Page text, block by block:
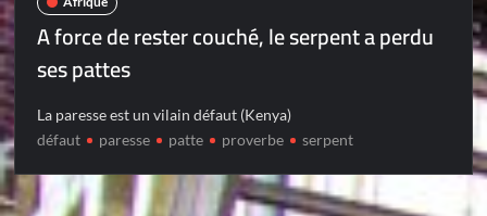
A force de rester couché, le serpent a perdu
ses pattes
La paresse est un vilain défaut (Kenya)
défaut
paresse patte proverbe serpent